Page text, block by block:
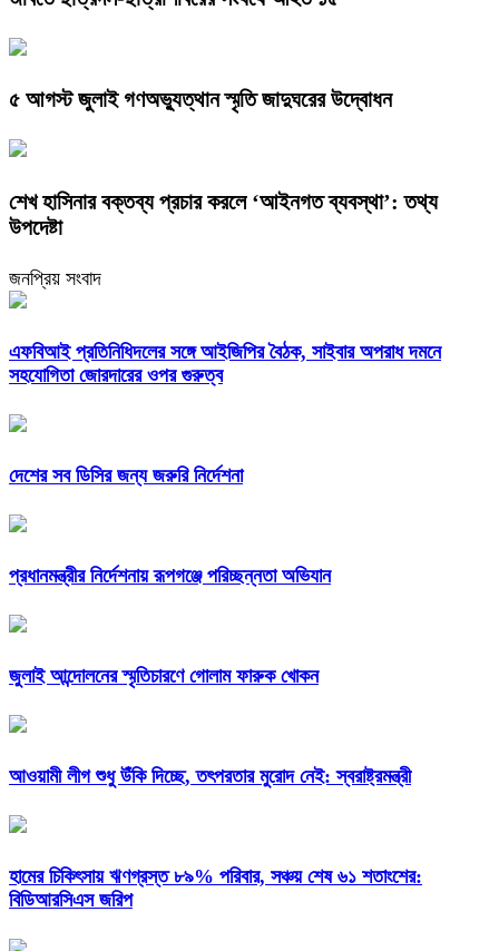
৫ আগস্ট জুলাই গণঅভ্যুত্থান স্মৃতি জাদুঘরের উদ্বোধন
শেখ হাসিনার বক্তব্য প্রচার করলে ‘আইনগত ব্যবস্থা’: তথ্য
উপদেষ্টা
জনপ্রিয় সংবাদ
এফবিআই প্রতিনিধিদলের সঙ্গে আইজিপির বৈঠক, সাইবার অপরাধ দমনে
সহযোগিতা জোরদারের ওপর গুরুত্ব
দেশের সব ডিসির জন্য জরুরি নির্দেশনা
প্রধানমন্ত্রীর নির্দেশনায় রূপগঞ্জে পরিচ্ছন্নতা অভিযান
জুলাই আন্দোলনের স্মৃতিচারণে গোলাম ফারুক খোকন
আওয়ামী লীগ শুধু উঁকি দিচ্ছে, তৎপরতার মুরোদ নেই: স্বরাষ্ট্রমন্ত্রী
হামের চিকিৎসায় ঋণগ্রস্ত ৮৯% পরিবার, সঞ্চয় শেষ ৬১ শতাংশের:
বিডিআরসিএস জরিপ